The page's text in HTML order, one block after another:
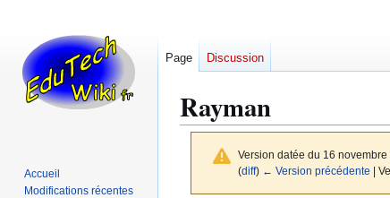
Rayman
Version datée du 16
(diff) ← Version précédente |
Page Discussion
Accueil
Modifications récentes